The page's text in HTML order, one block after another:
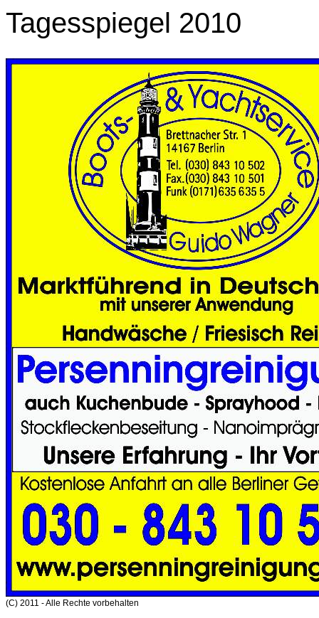
Tagesspiegel 2010
(C) 2011 - Alle Rechte vorbehalten